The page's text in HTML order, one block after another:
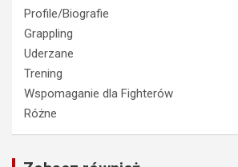
Profile/Biografie
Grappling
Uderzane
Trening
Wspomaganie dla Fighterów
Różne